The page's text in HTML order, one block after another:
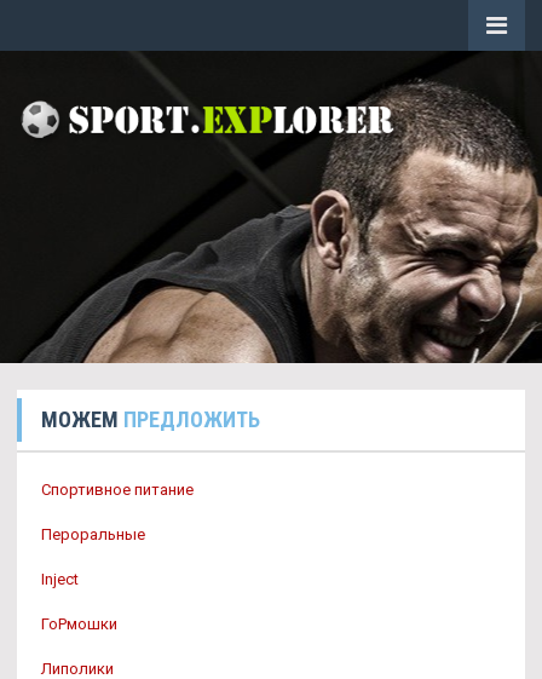
МОЖЕМ ПРЕДЛОЖИТЬ
Спортивное питание
Пероральные
Inject
ГоРмошки
Липолики